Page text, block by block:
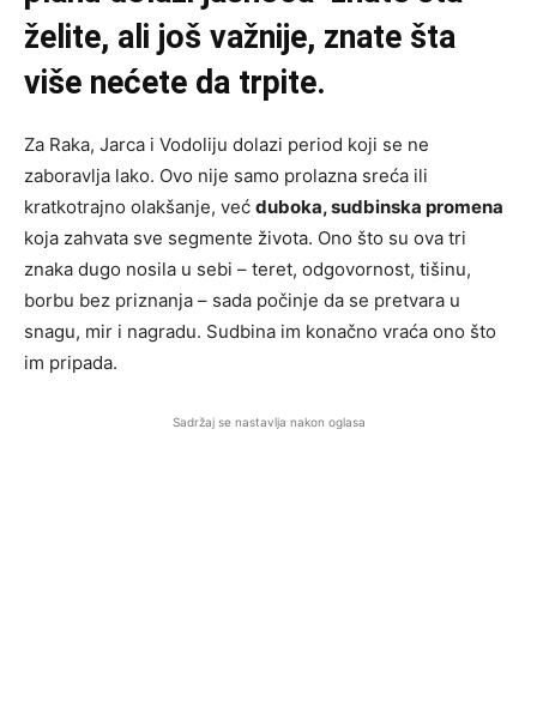
želite, ali još važnije, znate šta
više nećete da trpite.
Za Raka, Jarca i Vodoliju dolazi period koji se ne
zaboravlja lako. Ovo nije samo prolazna sreća ili
kratkotrajno olakšanje, već duboka, sudbinska promena
koja zahvata sve segmente života. Ono što su ova tri
znaka dugo nosila u sebi – teret, odgovornost, tišinu,
borbu bez priznanja – sada počinje da se pretvara u
snagu, mir i nagradu. Sudbina im konačno vraća ono što
im pripada.
Sadržaj se nastavlja nakon oglasa